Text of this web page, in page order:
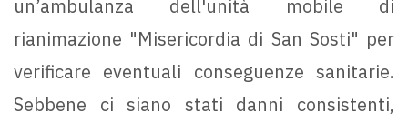
un’ambulanza dell'unità mobile di
rianimazione "Misericordia di San Sosti" per
verificare eventuali conseguenze sanitarie.
Sebbene ci siano stati danni consistenti,